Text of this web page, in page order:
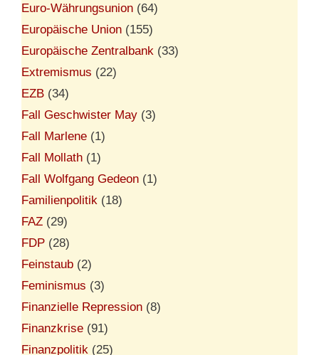
Euro-Währungsunion (64)
Europäische Union (155)
Europäische Zentralbank (33)
Extremismus (22)
EZB (34)
Fall Geschwister May (3)
Fall Marlene (1)
Fall Mollath (1)
Fall Wolfgang Gedeon (1)
Familienpolitik (18)
FAZ (29)
FDP (28)
Feinstaub (2)
Feminismus (3)
Finanzielle Repression (8)
Finanzkrise (91)
Finanzpolitik (25)